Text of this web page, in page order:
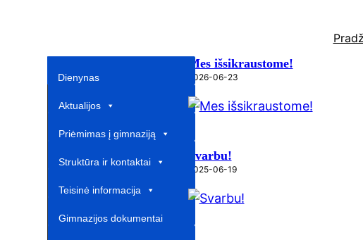
Dienynas
Aktualijos
Priėmimas į gimnaziją
Struktūra ir kontaktai
Teisinė informacija
Gimnazijos dokumentai
Mes išsikraustome!
2026-06-23
Svarbu!
2025-06-19